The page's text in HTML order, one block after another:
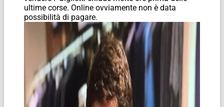
ultime corse. Online ovviamente non è data
possibilità di pagare.